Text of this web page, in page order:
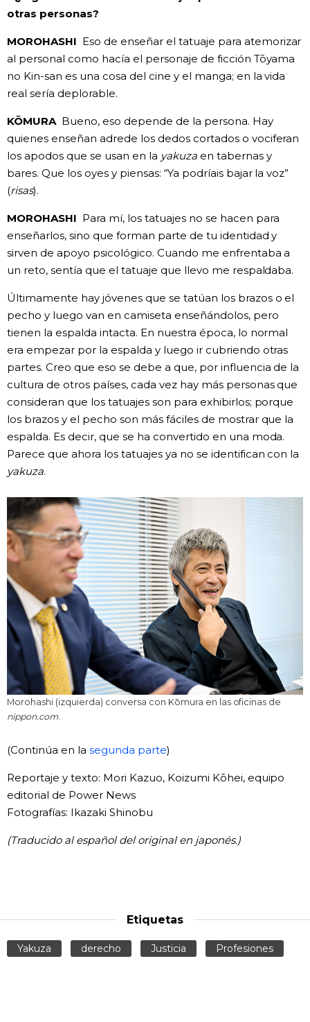
otras personas?
MOROHASHI Eso de enseñar el tatuaje para atemorizar
al personal como hacía el personaje de ficción Tōyama
no Kin-san es una cosa del cine y el manga; en la vida
real sería deplorable.
KŌMURA Bueno, eso depende de la persona. Hay
quienes enseñan adrede los dedos cortados o vociferan
los apodos que se usan en la yakuzaen tabernas y
bares. Que los oyes y piensas: “Ya podríais bajar la voz”
(risas).
MOROHASHI Para mí, los tatuajes no se hacen para
enseñarlos, sino que forman parte de tu identidad y
sirven de apoyo psicológico. Cuando me enfrentaba a
un reto, sentía que el tatuaje que llevo me respaldaba.
Últimamente hay jóvenes que se tatúan los brazos o el
pecho y luego van en camiseta enseñándolos, pero
tienen la espalda intacta. En nuestra época, lo normal
era empezar por la espalda y luego ir cubriendo otras
partes. Creo que eso se debe a que, por influencia de la
cultura de otros países, cada vez hay más personas que
consideran que los tatuajes son para exhibirlos; porque
los brazos y el pecho son más fáciles de mostrar que la
espalda. Es decir, que se ha convertido en una moda.
Parece que ahora los tatuajes ya no se identifican con la
yakuza.
Morohashi (izquierda) conversa con Kōmura en las oficinas de
nippon.com.
(Continúa en la segunda parte)
Reportaje y texto: Mori Kazuo, Koizumi Kōhei, equipo
editorial de Power News
Fotografías: Ikazaki Shinobu
(Traducido al español del original en japonés.)
Etiquetas
Yakuza derecho Justicia Profesiones